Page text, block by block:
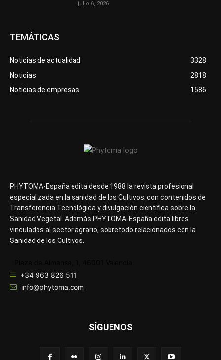
julio 6, 2026
TEMÁTICAS
Noticias de actualidad
3328
Noticias
2818
Noticias de empresas
1586
PHYTOMA-España edita desde 1988 la revista profesional
especializada en la sanidad de los Cultivos, con contenidos de
Transferencia Tecnológica y divulgación científica sobre la
Sanidad Vegetal. Además PHYTOMA-España edita libros
vinculados al sector agrario, sobretodo relacionados con la
Sanidad de los Cultivos.
+34 963 826 511
info@phytoma.com
SÍGUENOS